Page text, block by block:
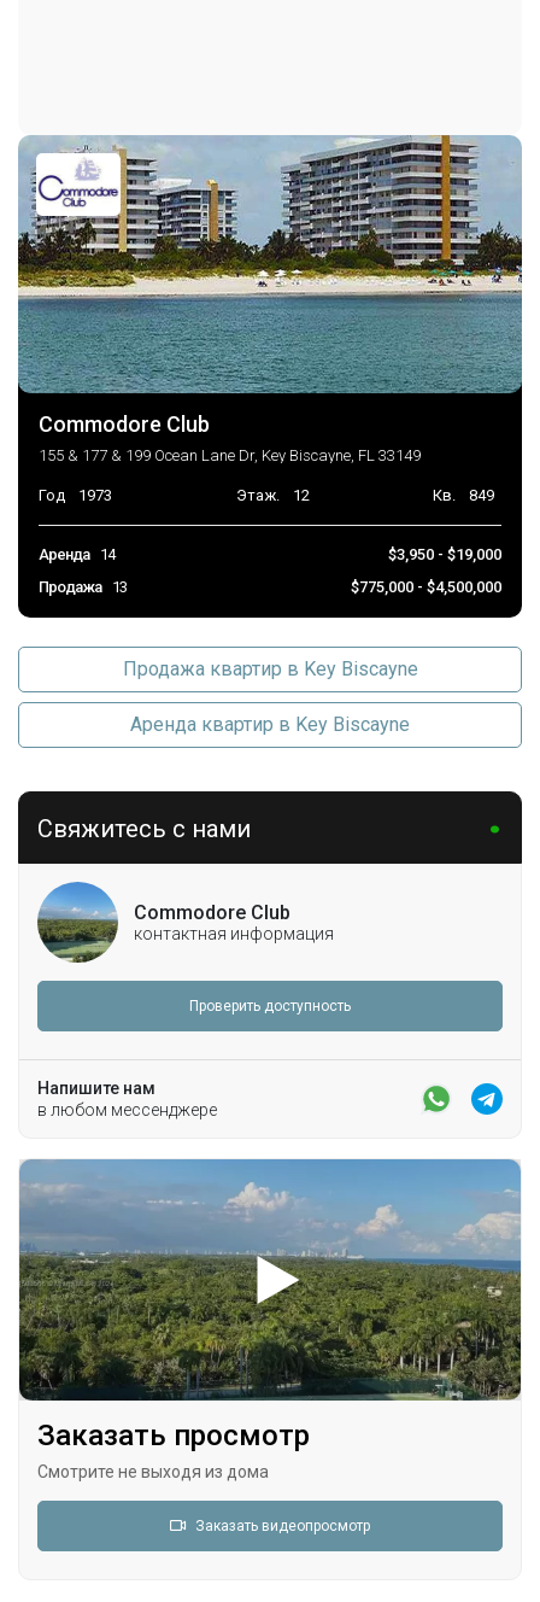
Commodore Club
155 & 177 & 199 Ocean Lane Dr, Key Biscayne, FL 33149
Год 1973 Этаж. 12 Кв. 849
Аренда 14
$3,950 - $19,000
Продажа
13 $775,000 - $4,500,000
Продажа квартир в Key Biscayne
Аренда квартир в Key Biscayne
Свяжитесь с нами
Commodore Club
контактная информация
Проверить доступность
Напишите нам
в любом мессенджере
Заказать просмотр
Смотрите не выходя из дома
Заказать видеопросмотр